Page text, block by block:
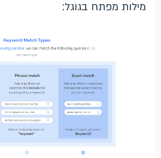
מילות מפתח בגוגל: